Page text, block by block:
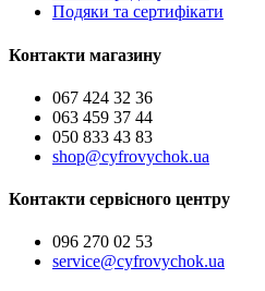
Подяки та сертифікати
Контакти магазину
067 424 32 36
063 459 37 44
050 833 43 83
shop@cyfrovychok.ua
Контакти сервісного центру
096 270 02 53
service@cyfrovychok.ua